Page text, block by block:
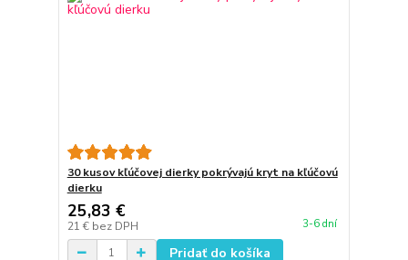
30 kusov kľúčovej dierky pokrývajú kryt na kľúčovú
dierku
25,83 €
21 € bez DPH 3-6 dní
Pridať do košíka